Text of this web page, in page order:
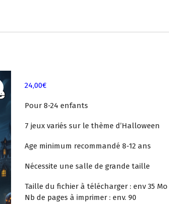
24,00€
Pour 8-24 enfants
7 jeux variés sur le thème d’Halloween
Age minimum recommandé 8-12 ans
Nécessite une salle de grande taille
Taille du fichier à télécharger : env 35 Mo
Nb de pages à imprimer : env. 90